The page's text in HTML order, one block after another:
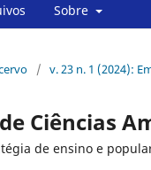
Sobre
/ v. 23 n. 1 (2024):
Ciências
de ensino e